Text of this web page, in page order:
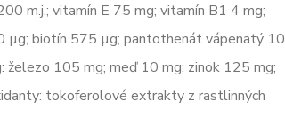
m.j.; vitamín E 75 mg; vitamín B1 4 mg;
µg; biotín 575 µg; pantothenát vápenatý 10
železo 105 mg; meď 10 mg; zinok 125 mg;
tokoferolové extrakty z rastlinných